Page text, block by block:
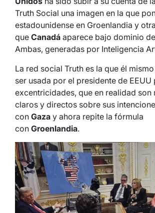
Truth Social una imagen en la que
estadounidense en Groenlandia y
que Canadá aparece bajo dominio
Ambas, generadas por Inteligencia
La red social Truth es la que él
ser usada por el presidente de EEUU
excentricidades, que en realidad son
claros y directos sobre sus
con Gaza y ahora repite la fórmula
con Groenlandia.